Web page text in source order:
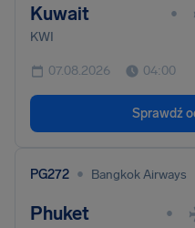
Kuwait •
KWI
07.08.2026 04:00
Sprawdź
PG272 • Bangkok Airways
Phuket •